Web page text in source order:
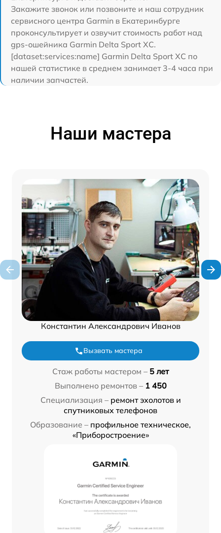
Закажите звонок или позвоните и наш сотрудник
сервисного центра Garmin в Екатеринбурге
проконсультирует и озвучит стоимость работ над
gps-ошейника Garmin Delta Sport XC.
[dataset:services:name] Garmin Delta Sport XC по
нашей статистике в среднем занимает 3-4 часа при
наличии запчастей.
Наши мастера
Константин Александрович Иванов
Вызвать мастера
Стаж работы мастером – 5 лет
Выполнено ремонтов – 1 450
Специализация – ремонт эхолотов и
спутниковых телефонов
Образование – профильное техническое,
«Приборостроение»